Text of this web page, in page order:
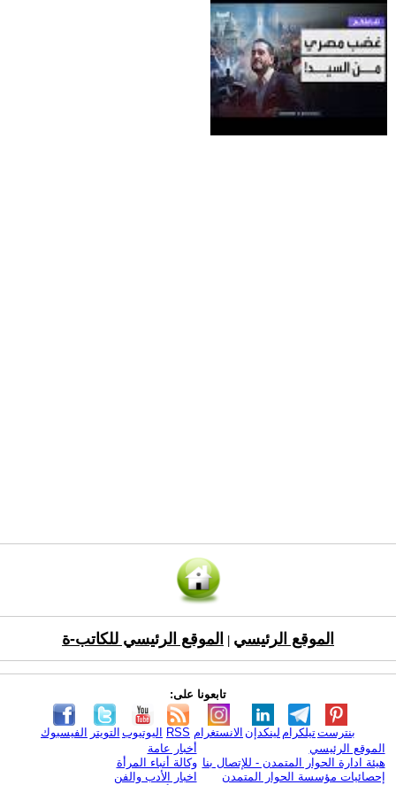
الموقع الرئيسي الموقع الرئيسي للكاتب-ة
تابعونا على:
الفيسبوك التويتر اليوتيوب RSS الانستغرام لينكدإن تيلكرامبنترست
الموقع الرئيسي
هيئة ادارة الحوار المتمدن - للإتصال بنا
إحصائيات مؤسسة الحوار المتمدن
أخبار عامة
وكالة أنباء المرأة
اخبار الأدب والفن